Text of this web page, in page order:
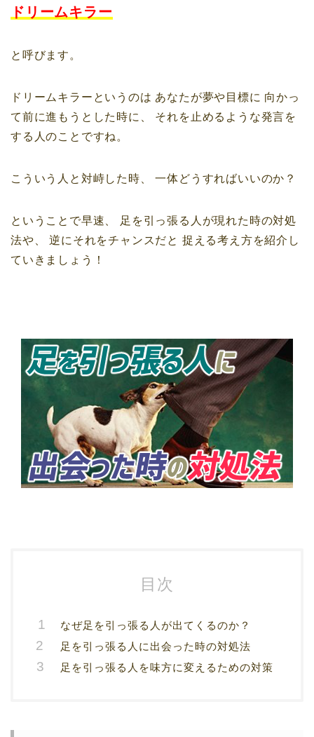
ドリームキラー
と呼びます。
ドリームキラーというのは あなたが夢や目標に 向かっ
て前に進もうとした時に、
それを止めるような発言を
する人のことですね。
こういう人と対峙した時、 一体どうすればいいのか？
ということで早速、
足を引っ張る人が現れた時の対処
法や、
逆にそれをチャンスだと 捉える考え方を紹介し
ていきましょう！
目次
なぜ足を引っ張る人が出てくるのか？
足を引っ張る人に出会った時の対処法
足を引っ張る人を味方に変えるための対策